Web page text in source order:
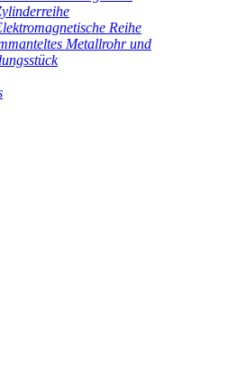
Reihe
Metallrohr und